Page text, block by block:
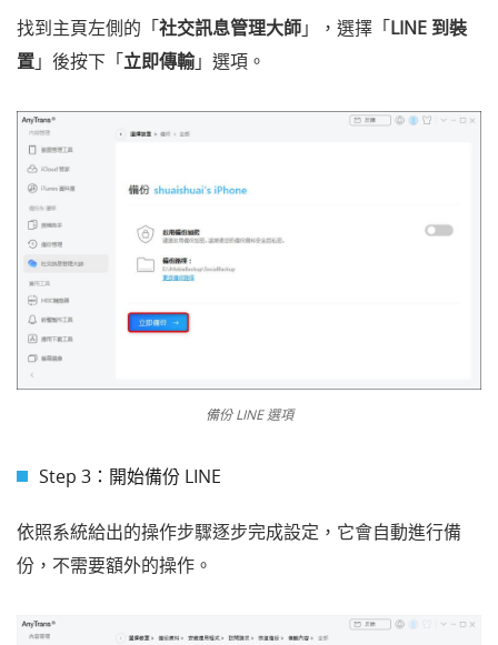
找到主頁左側的「社交訊息管理大師」，選擇「LINE 到裝
置」後按下「立即傳輸」選項。
備份 LINE 選項
Step 3：開始備份 LINE
依照系統給出的操作步驟逐步完成設定，它會自動進行備
份，不需要額外的操作。